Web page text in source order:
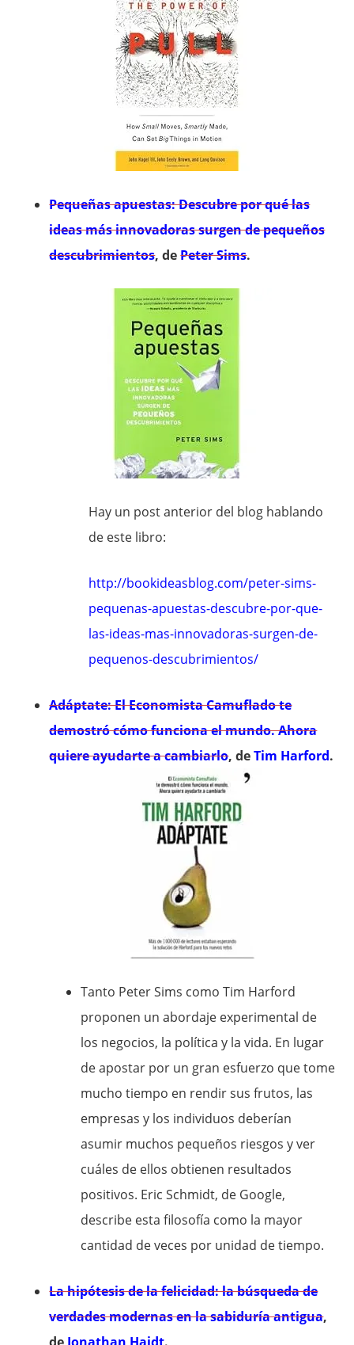
Pequeñas apuestas: Descubre por qué las
ideas más innovadoras surgen de pequeños
descubrimientos, dePeter Sims.
Hay un post anterior del blog hablando
de este libro:
http://bookideasblog.com/peter-sims-
pequenas-apuestas-descubre-por-que-
las-ideas-mas-innovadoras-surgen-de-
pequenos-descubrimientos/
Adáptate: El Economista Camuflado te
demostró cómo funciona el mundo. Ahora
quiere ayudarte a cambiarlo, deTim Harford.
Tanto Peter Sims como Tim Harford
proponen un abordaje experimental de
los negocios, la política y la vida. En lugar
de apostar por un gran esfuerzo que tome
mucho tiempo en rendir sus frutos, las
empresas y los individuos deberían
asumir muchos pequeños riesgos y ver
cuáles de ellos obtienen resultados
positivos. Eric Schmidt, de Google,
describe esta filosofía como la mayor
cantidad de veces por unidad de tiempo.
La hipótesis de la felicidad: la búsqueda de
verdades modernas en la sabiduría antigua,